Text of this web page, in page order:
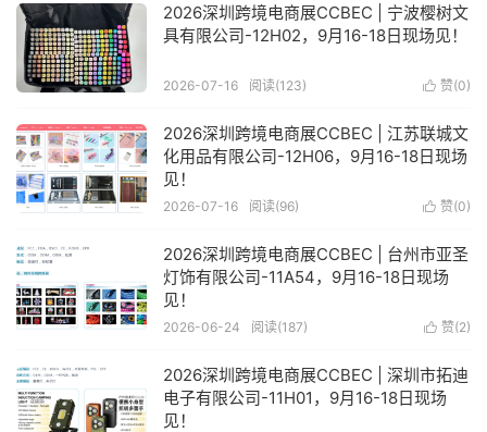
2026深圳跨境电商展CCBEC | 宁波樱树文
具有限公司-12H02，9月16-18日现场见！
 赞(0)
2026-07-16 阅读(123)
2026深圳跨境电商展CCBEC | 江苏联城文
化用品有限公司-12H06，9月16-18日现场
见！
 赞(0)
2026-07-16 阅读(96)
2026深圳跨境电商展CCBEC | 台州市亚圣
灯饰有限公司-11A54，9月16-18日现场
见！
 赞(2)
2026-06-24 阅读(187)
2026深圳跨境电商展CCBEC | 深圳市拓迪
电子有限公司-11H01，9月16-18日现场
见！